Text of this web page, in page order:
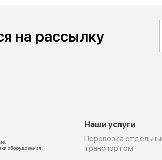
на рассылку
Наши услуги
Перевозка
транспортом